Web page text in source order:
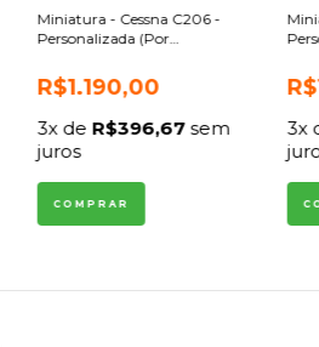
Miniatura - Cessna C206 -
Personalizada (Por
R$1.190,00
3x de R$396,67sem
juros
3x